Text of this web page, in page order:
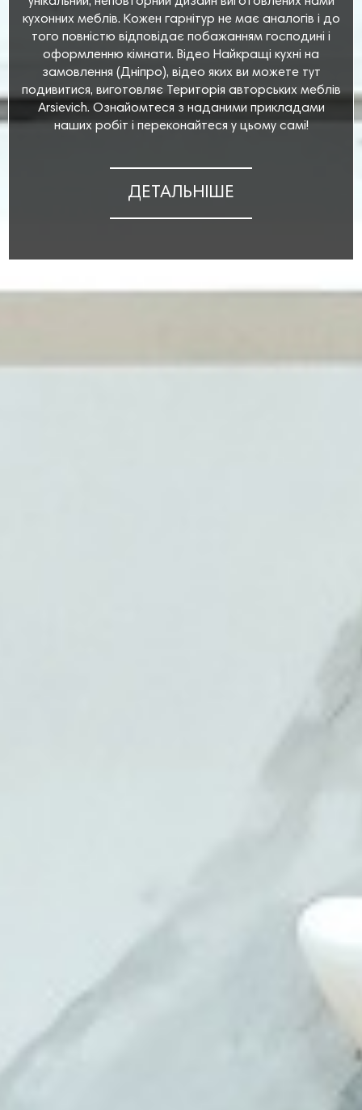
кухонних меблів. Кожен гарнітур не має аналогів і до
того повністю відповідає побажанням господині і
оформленню кімнати. Відео Найкращі кухні на
замовлення (Дніпро), відео яких ви можете тут
подивитися, виготовляє Територія авторських меблів
Arsievich. Ознайомтеся з наданими прикладами
наших робіт і переконайтеся у цьому самі!
ДЕТАЛЬНІШЕ